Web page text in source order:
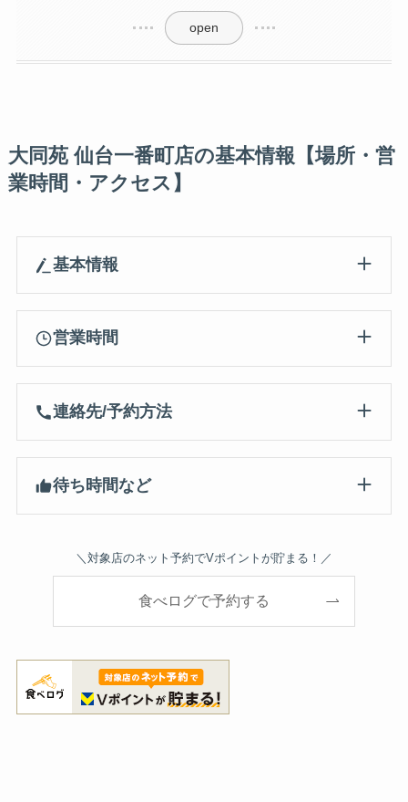
open
大同苑 仙台一番町店の基本情報【場所・営
業時間・アクセス】
基本情報
営業時間
連絡先/予約方法
待ち時間など
＼対象店のネット予約でVポイントが貯まる！／
食べログで予約する